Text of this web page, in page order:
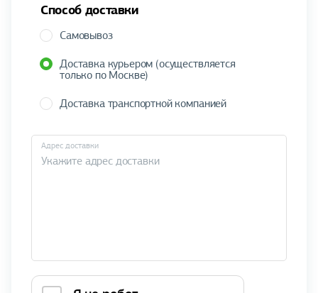
Способ доставки
Самовывоз
Доставка курьером (осуществляется
только по Москве)
Доставка транспортной компанией
Адрес доставки